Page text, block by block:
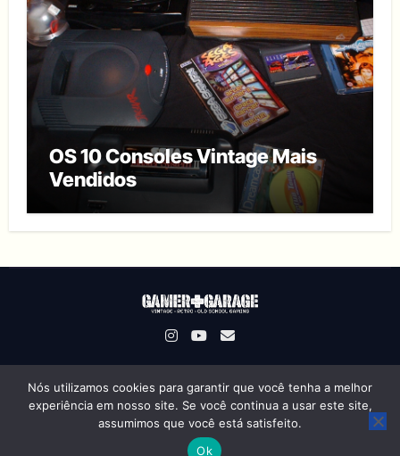
OS 10 Consoles Vintage Mais
Vendidos
Gamer Garage © Direitos Reservados|Um Projeto
OSWorks
Nós utilizamos cookies para garantir que você tenha a melhor
experiência em nosso site. Se você continua a usar este site,
assumimos que você está satisfeito.
Ok